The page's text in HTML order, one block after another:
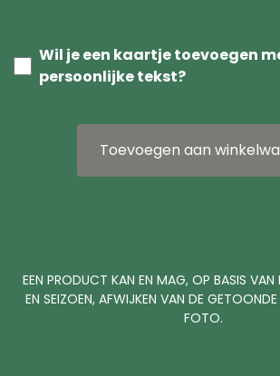
Wil je een kaartje toevoegen
persoonlijke tekst?
Toevoegen aan
EEN PRODUCT KAN EN MAG, OP BASIS VAN
EN SEIZOEN, AFWIJKEN VAN DE
FOTO.